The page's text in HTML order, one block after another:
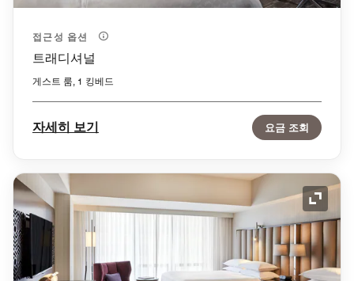
접근성 옵션
트래디셔널
게스트 룸, 1 킹베드
자세히 보기 요금 조회
확장